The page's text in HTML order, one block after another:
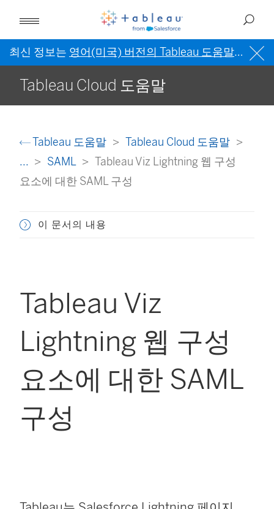
최신 정보는 영어(미국) 버전의 Tableau 도움말을 참조
Tableau Cloud 도움말
Tableau 도움말
Tableau Cloud 도움말
...
SAML
Tableau Viz Lightning 웹 구성
요소에 대한 SAML 구성
이 문서의 내용
Tableau Viz
Lightning 웹 구성
요소에 대한 SAML
구성